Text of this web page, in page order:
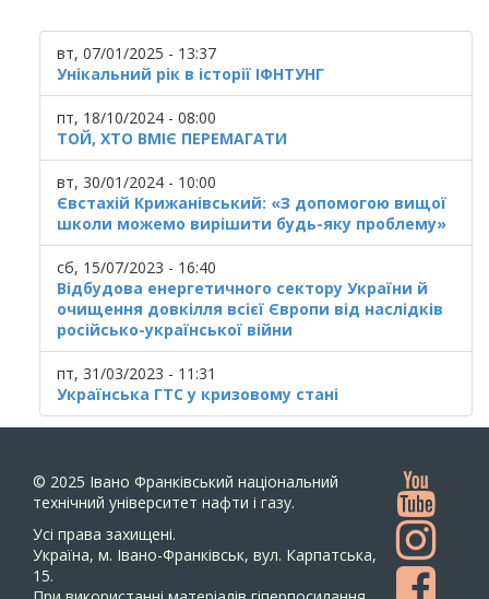
вт, 07/01/2025 - 13:37
Унікальний рік в історії ІФНТУНГ
пт, 18/10/2024 - 08:00
ТОЙ, ХТО ВМІЄ ПЕРЕМАГАТИ
вт, 30/01/2024 - 10:00
Євстахій Крижанівський: «З допомогою вищої
школи можемо вирішити будь-яку проблему»
сб, 15/07/2023 - 16:40
Відбудова енергетичного сектору України й
очищення довкілля всієї Європи від наслідків
російсько-української війни
пт, 31/03/2023 - 11:31
Українська ГТС у кризовому стані
© 2025 Івано Франківський національний
технічний університет нафти і газу.
Усi права захищенi.
Україна, м. Івано-Франківськ, вул. Карпатська,
15.